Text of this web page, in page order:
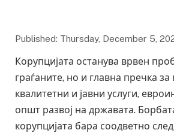
Published: Thursday, December 5,
Корупцијата останува врвен
граѓаните, но и главна пречка
квалитетни и јавни услуги,
општ развој на државата.
корупцијата бара соодветно